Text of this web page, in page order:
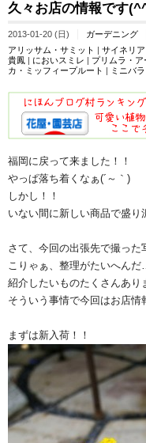
久々お店の情報です(^^
2013-01-20 (日)
ガーデニング
アリッサム・サミット | サイネリ
貴鳳 | においスミレ | プリムラ・ア
カ・ミッフィープルート | ミニバ
福岡に戻って来ました！！
やっぱ落ち着くなぁ(´～｀)
しかし！！
いない間に新しい商品で盛
さて、今回の出張先で撮った
こりゃぁ、整理がたいへん
紹介したいものたくさんあり
そういう事情で今回はお店情
まずは新入荷！！